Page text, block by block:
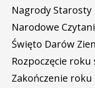
Nagrody
Narodowe
Święto Darów
Rozpoczęcie roku
Zakończenie roku